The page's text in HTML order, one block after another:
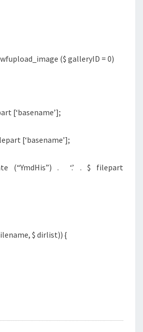
($ galleryID = 0)
[‘basename’];
[‘basename’];
(“YmdHis”) . ‘.’ . $ filepart
$ dirlist)) {